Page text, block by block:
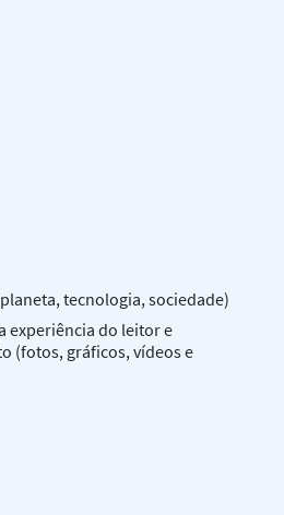
tecnologia, sociedade)
experiência do leitor e
(fotos, gráficos, vídeos e